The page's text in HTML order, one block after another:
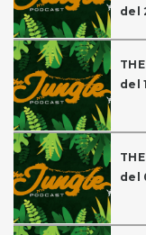
del
del
del